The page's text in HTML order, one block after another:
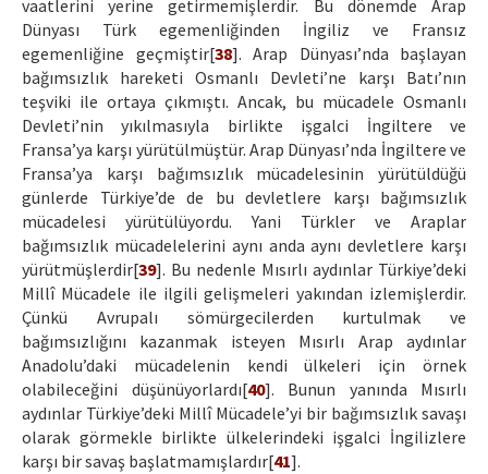
vaatlerini yerine getirmemişlerdir. Bu dönemde Arap
Dünyası Türk egemenliğinden İngiliz ve Fransız
egemenliğine geçmiştir[38]. Arap Dünyası’nda başlayan
bağımsızlık hareketi Osmanlı Devleti’ne karşı Batı’nın
teşviki ile ortaya çıkmıştı. Ancak, bu mücadele Osmanlı
Devleti’nin yıkılmasıyla birlikte işgalci İngiltere ve
Fransa’ya karşı yürütülmüştür. Arap Dünyası’nda İngiltere ve
Fransa’ya karşı bağımsızlık mücadelesinin yürütüldüğü
günlerde Türkiye’de de bu devletlere karşı bağımsızlık
mücadelesi yürütülüyordu. Yani Türkler ve Araplar
bağımsızlık mücadelelerini aynı anda aynı devletlere karşı
yürütmüşlerdir[39]. Bu nedenle Mısırlı aydınlar Türkiye’deki
Millî Mücadele ile ilgili gelişmeleri yakından izlemişlerdir.
Çünkü Avrupalı sömürgecilerden kurtulmak ve
bağımsızlığını kazanmak isteyen Mısırlı Arap aydınlar
Anadolu’daki mücadelenin kendi ülkeleri için örnek
olabileceğini düşünüyorlardı[40]. Bunun yanında Mısırlı
aydınlar Türkiye’deki Millî Mücadele’yi bir bağımsızlık savaşı
olarak görmekle birlikte ülkelerindeki işgalci İngilizlere
karşı bir savaş başlatmamışlardır[41].